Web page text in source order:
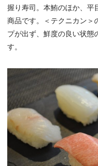
握り寿司。本鮪のほか、平
商品です。＜テクニカン＞
プが出ず、鮮度の良い状態
す。